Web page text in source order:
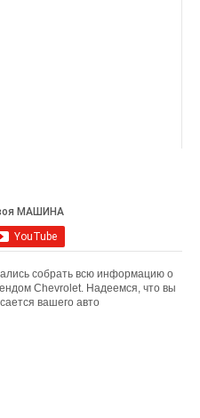
собрать всю информацию о
Chevrolet. Надеемся, что вы
вашего авто